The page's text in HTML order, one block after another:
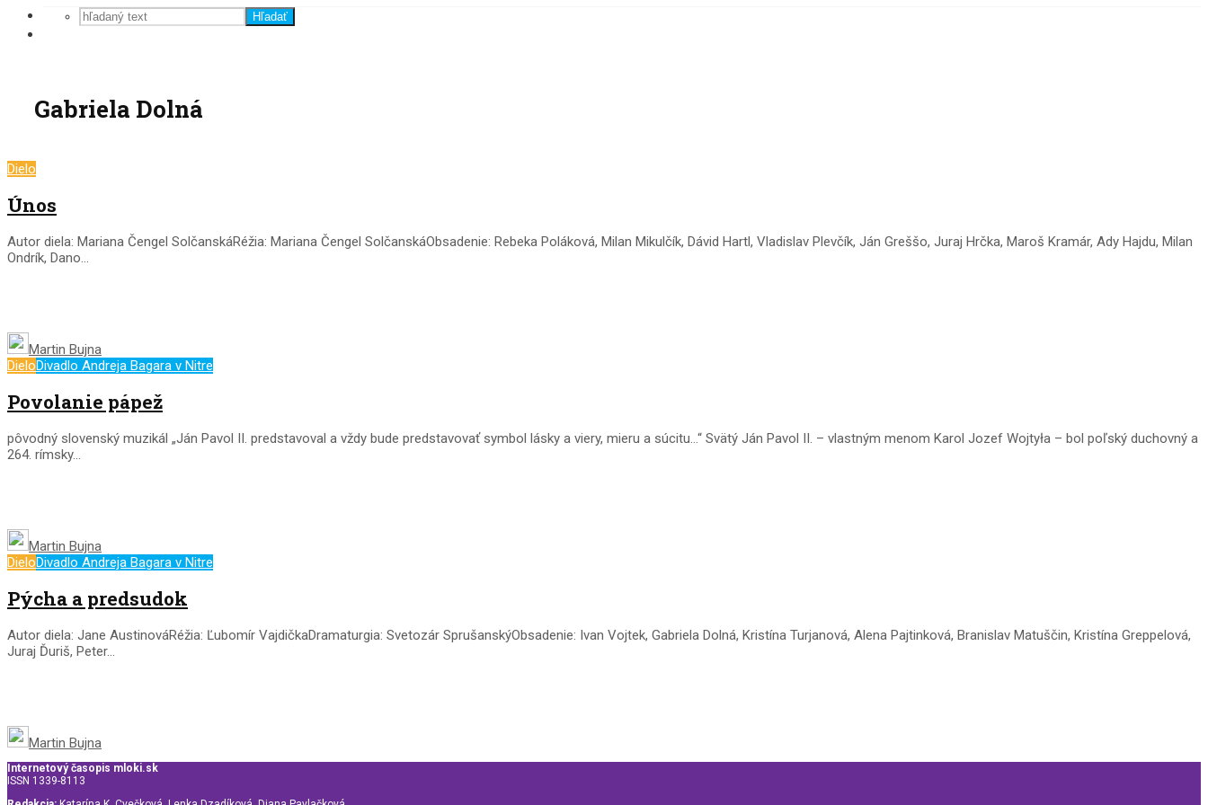
Hľadať
Gabriela Dolná
Dielo
Únos
Autor diela: Mariana Čengel SolčanskáRéžia: Mariana Čengel SolčanskáObsadenie: Rebeka Poláková, Milan Mikulčík, Dávid Hartl, Vladislav Plevčík, Ján Greššo, Juraj Hrčka, Maroš Kramár, Ady Hajdu, Milan
Ondrík, Dano...
Martin Bujna
DieloDivadlo Andreja Bagara v Nitre
Povolanie pápež
pôvodný slovenský muzikál „Ján Pavol II. predstavoval a vždy bude predstavovať symbol lásky a viery, mieru a súcitu…“ Svätý Ján Pavol II. – vlastným menom Karol Jozef Wojtyła – bol poľský duchovný a
264. rímsky...
Martin Bujna
DieloDivadlo Andreja Bagara v Nitre
Pýcha a predsudok
Autor diela: Jane AustinováRéžia: Ľubomír VajdičkaDramaturgia: Svetozár SprušanskýObsadenie: Ivan Vojtek, Gabriela Dolná, Kristína Turjanová, Alena Pajtinková, Branislav Matuščin, Kristína Greppelová,
Juraj Ďuriš, Peter...
Martin Bujna
Internetový časopis mloki.sk
ISSN 1339-8113